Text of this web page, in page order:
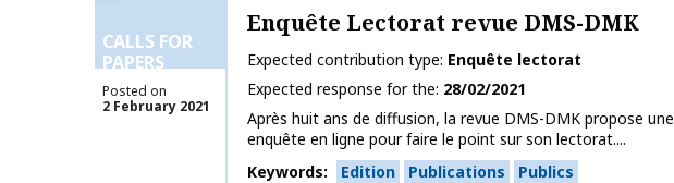
CALLS FOR
PAPERS
Posted on
2 February 2021
Enquête Lectorat revue DMS-DMK
Expected contribution type Enquête lectorat
Expected response for the 28/02/2021
Après huit ans de diffusion, la revue DMS-DMK propose une
enquête en ligne pour faire le point sur son lectorat....
Keywords
Edition Publications Publics